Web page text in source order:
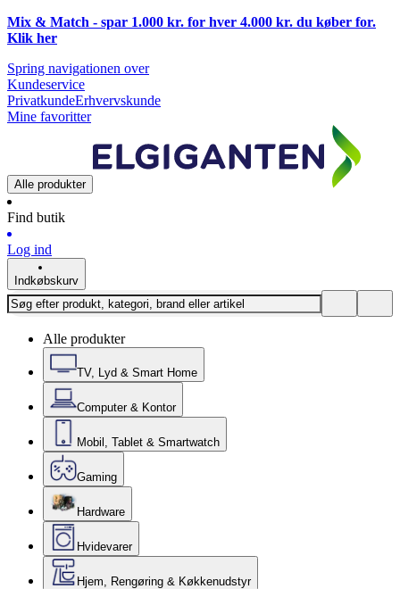
Mix & Match - spar 1.000 kr. for hver 4.000 kr. du køber for.
Klik her
Spring navigationen over
Kundeservice
PrivatkundeErhvervskunde
Mine favoritter
Alle produkter
Find butik
Log ind
Indkøbskurv
Alle produkter
TV, Lyd & Smart Home
Computer & Kontor
Mobil, Tablet & Smartwatch
Gaming
Hardware
Hvidevarer
Hjem, Rengøring & Køkkenudstyr